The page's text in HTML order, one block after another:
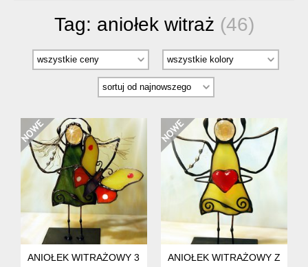
Tag: aniołek witraż (46)
ANIOŁEK WITRAŻOWY 3D Z MOTYLKIEMANIOŁEK WITRAŻOWY Z